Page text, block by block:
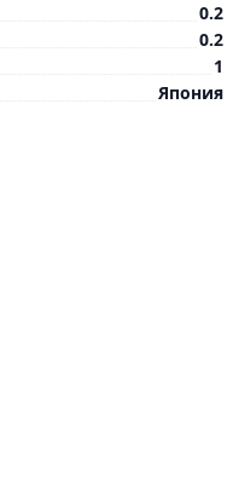
0.2
0.2
1
Япония